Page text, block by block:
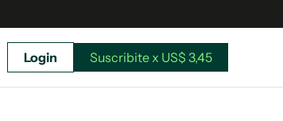
Login Suscribite x US$ 3,45